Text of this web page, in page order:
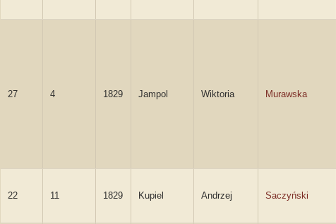
27 4 1829 Jampol Wiktoria Murawska
22 11 1829 Kupiel Andrzej Saczyński